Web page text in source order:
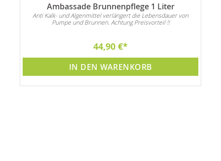
Ambassade Brunnenpflege 1 Liter
Anti Kalk- und Algenmittel verlängert die Lebensdauer von
Pumpe und Brunnen. Achtung Preisvorteil !!
44,90 €
IN DEN WARENKORB